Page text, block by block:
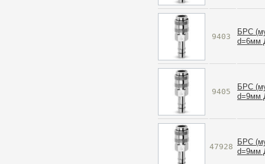
9403
БРС
d=6мм
9405
БРС
d=9мм
47928
БРС
d=9мм